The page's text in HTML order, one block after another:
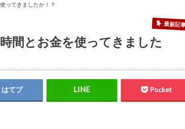
ってきましたか！？
最新記
間とお金を使ってきました
はてブ Pocket